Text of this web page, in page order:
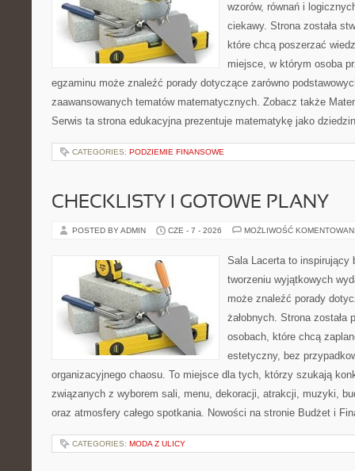
wzorów, równań i
ciekawy. Strona została
które chcą poszerzać
miejsce, w którym osoba
egzaminu może znaleźć porady dotyczące zarówno
zaawansowanych tematów matematycznych. Zobacz także
Serwis ta strona edukacyjna prezentuje matematykę jako
CATEGORIES: PODZIEMIE FINANSOWE
CHECKLISTY I GOTOWE PLANY
POSTED BY ADMIN CZE - 7 - 2026 MOŻLIWOŚĆ
Sala Lacerta to inspirujący
tworzeniu wyjątkowych
może znaleźć porady
żałobnych. Strona została
osobach, które chcą
estetyczny, bez
organizacyjnego chaosu. To miejsce dla tych, którzy szukają
związanych z wyborem sali, menu, dekoracji, atrakcji, muzyki,
oraz atmosfery całego spotkania. Nowości na stronie Budżet i
CATEGORIES: MODA Z ULICY